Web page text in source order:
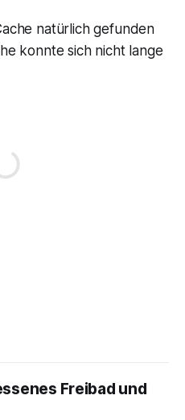
natürlich gefunden
konnte sich nicht lange
Freibad und